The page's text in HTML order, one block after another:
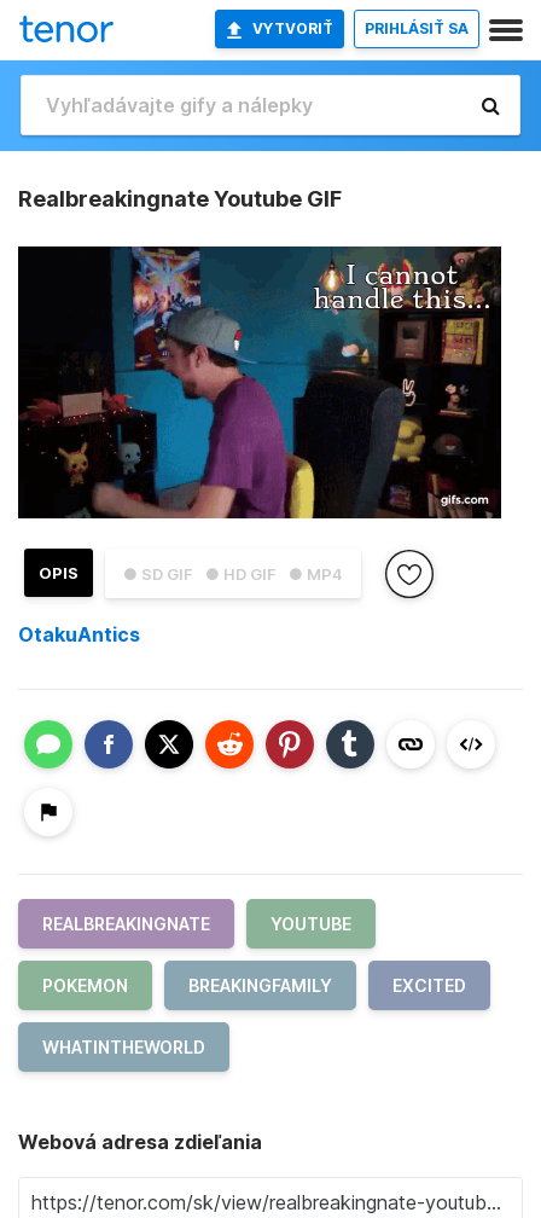
VYTVORIŤ PRIHLÁSIŤ SA
Realbreakingnate Youtube GIF
● SD GIF ● HD GIF ● MP4
OPIS
OtakuAntics
REALBREAKINGNATE YOUTUBE
POKEMON BREAKINGFAMILY EXCITED
WHATINTHEWORLD
Webová adresa zdieľania